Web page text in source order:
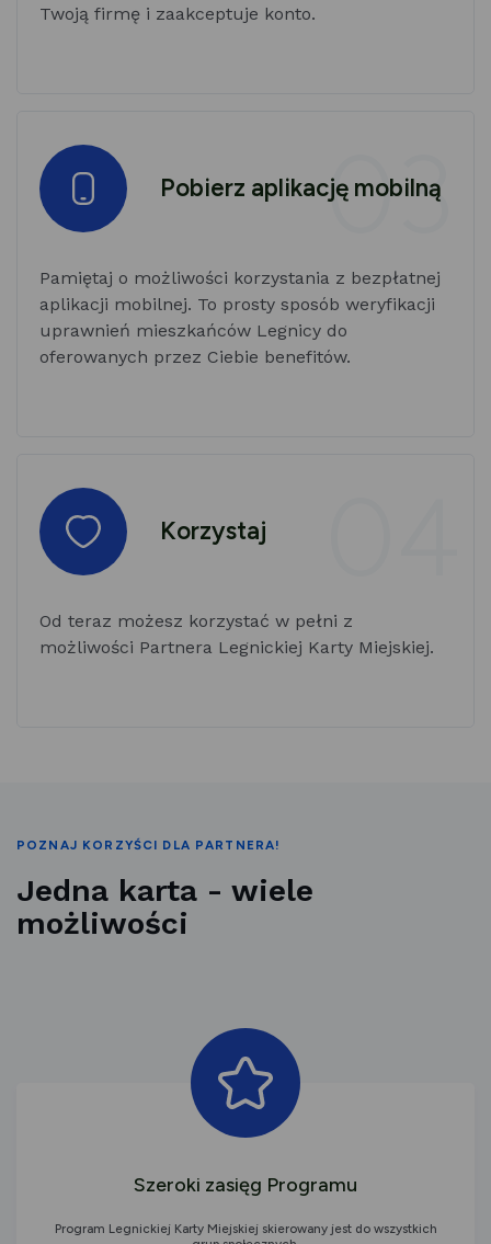
Twoją firmę i zaakceptuje konto.
Pobierz aplikację mobilną
03
Pamiętaj o możliwości korzystania z bezpłatnej
aplikacji mobilnej. To prosty sposób weryfikacji
uprawnień mieszkańców Legnicy do
oferowanych przez Ciebie benefitów.
Korzystaj
Od teraz możesz korzystać w pełni z
możliwości Partnera Legnickiej Karty Miejskiej.
POZNAJ KORZYŚCI DLA PARTNERA!
Jedna karta - wiele
możliwości
Szeroki zasięg Programu
Program Legnickiej Karty Miejskiej skierowany jest do wszystkich